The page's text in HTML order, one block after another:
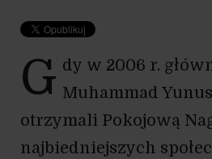
G dy w 2006 r.
Muhammad
otrzymali Pokojową
najbiedniejszych